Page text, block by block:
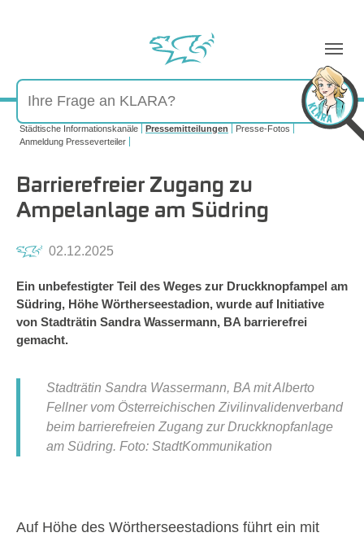
Sie sind hier:
Städtische Informationskanäle Pressemitteilungen
Presse-Fotos
Anmeldung Presseverteiler
Barrierefreier Zugang zu
Ampelanlage am Südring
02.12.2025
Ein unbefestigter Teil des Weges zur Druckknopfampel am
Südring, Höhe Wörtherseestadion, wurde auf Initiative
von Stadträtin Sandra Wassermann, BA barrierefrei
gemacht.
Stadträtin Sandra Wassermann, BA mit Alberto
Fellner vom Österreichischen Zivilinvalidenverband
beim barrierefreien Zugang zur Druckknopfanlage
am Südring. Foto: StadtKommunikation
Auf Höhe des Wörtherseestadions führt ein mit